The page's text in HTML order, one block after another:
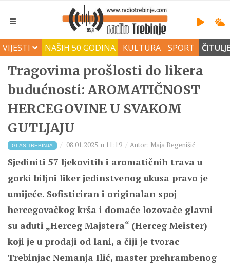
VIJESTI NAŠIH 50 GODINA KULTURA SPORT ČITULJE
Tragovima prošlosti do likera
budućnosti: AROMATIČNOST
HERCEGOVINE U SVAKOM
GUTLJAJU
GLAS TREBINJA 08.01.2025. u 11:19 Autor: Maja Begenišić
Sjediniti 57 ljekovitih i aromatičnih trava u
gorki biljni liker jedinstvenog ukusa pravo je
umijeće. Sofisticiran i originalan spoj
hercegovačkog krša i domaće lozovače glavni
su aduti „Herceg Majstera“ (Herceg Meister)
koji je u prodaji od lani, a čiji je tvorac
Trebinjac Nemanja Ilić, master prehrambenog